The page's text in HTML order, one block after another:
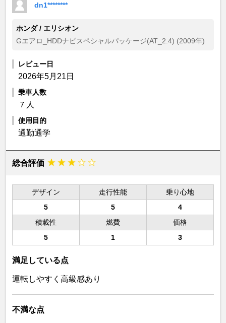
dn1********
ホンダ / エリシオン
Gエアロ_HDDナビスペシャルパッケージ(AT_2.4) (2009年)
レビュー日
2026年5月21日
乗車人数
７人
使用目的
通勤通学
総合評価
デザイン 走行性能
乗り心地
5
5
4
積載性
燃費
価格
5
1 3
満足している点
運転しやすく高級感あり
不満な点